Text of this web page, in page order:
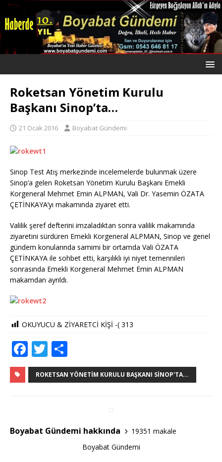
Roketsan Yönetim Kurulu
Başkanı Sinop’ta…
21 Ocak 2016 Boyabat Gündemi
Sinop Test Atış merkezinde incelemelerde bulunmak üzere
Sinop’a gelen Roketsan Yönetim Kurulu Başkanı Emekli
Korgeneral Mehmet Emin ALPMAN, Vali Dr. Yasemin ÖZATA
ÇETİNKAYA’yı makamında ziyaret etti.
Valilik şeref defterini imzaladıktan sonra valilik makamında
ziyaretini sürdüren Emekli Korgeneral ALPMAN, Sinop ve genel
gündem konularında samimi bir ortamda Vali ÖZATA
ÇETİNKAYA ile sohbet etti, karşılıklı iyi niyet temennileri
sonrasında Emekli Korgeneral Mehmet Emin ALPMAN
makamdan ayrıldı.
OKUYUCU & ZİYARETCİ KİŞİ -( 313
F
a
c
o
T
w
it
h
ar
ROKETSAN YÖNETIM KURULU BAŞKANI SINOP'TA...
Boyabat Gündemi hakkında
19351 makale
Boyabat Gündemi